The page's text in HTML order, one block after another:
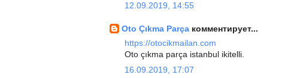
12.09.2019, 14:55
Oto Çıkma Parça комментирует...
https://otocikmailan.com
Oto çıkma parça istanbul ikitelli.
16.09.2019, 17:07